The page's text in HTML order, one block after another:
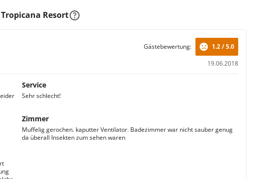
Resort
19.06.2018
Gästebewertung: 1.2 / 5.0
Service
Sehr schlecht!
Zimmer
Muffelig gerochen. kaputter Ventilator. Badezimmer war nicht sauber genug
da überall Insekten zum sehen waren